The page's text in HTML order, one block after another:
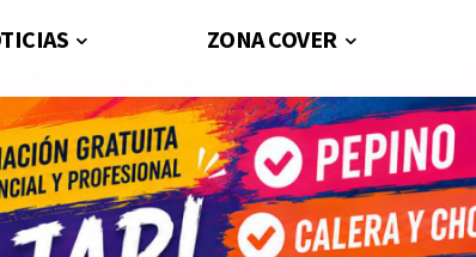
ZONA COVER